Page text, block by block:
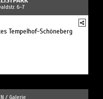
6-7
Tempelhof-Schöneberg
/ Galerie